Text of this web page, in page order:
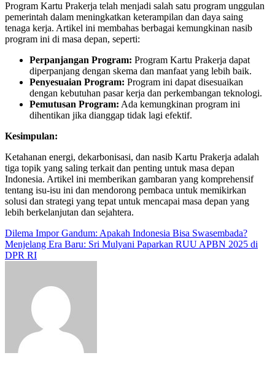
Program Kartu Prakerja telah menjadi salah satu program unggulan
pemerintah dalam meningkatkan keterampilan dan daya saing
tenaga kerja. Artikel ini membahas berbagai kemungkinan nasib
program ini di masa depan, seperti:
Perpanjangan Program: Program Kartu Prakerja dapat
diperpanjang dengan skema dan manfaat yang lebih baik.
Penyesuaian Program: Program ini dapat disesuaikan
dengan kebutuhan pasar kerja dan perkembangan teknologi.
Pemutusan Program: Ada kemungkinan program ini
dihentikan jika dianggap tidak lagi efektif.
Kesimpulan:
Ketahanan energi, dekarbonisasi, dan nasib Kartu Prakerja adalah
tiga topik yang saling terkait dan penting untuk masa depan
Indonesia. Artikel ini memberikan gambaran yang komprehensif
tentang isu-isu ini dan mendorong pembaca untuk memikirkan
solusi dan strategi yang tepat untuk mencapai masa depan yang
lebih berkelanjutan dan sejahtera.
Navigasi
pos
Dilema Impor Gandum: Apakah Indonesia Bisa Swasembada?
Menjelang Era Baru: Sri Mulyani Paparkan RUU APBN 2025 di
DPR RI